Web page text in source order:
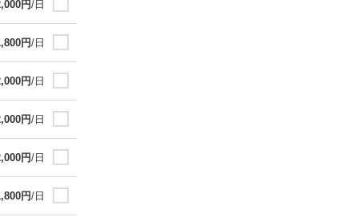
円/日
円/日
円/日
円/日
円/日
円/日